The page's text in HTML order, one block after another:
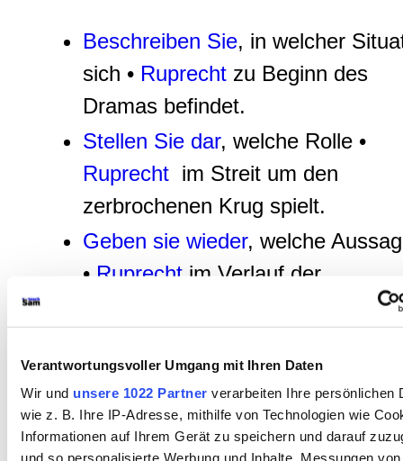
Verantwortungsvoller Umgang mit Ihren Daten
Wir und unsere 1022 Partner verarbeiten Ihre persönlichen
wie z. B. Ihre IP-Adresse, mithilfe von Technologien wie
Informationen auf Ihrem Gerät zu speichern und darauf
und so personalisierte Werbung und Inhalte, Messungen von
Beschreiben Sie, in welcher
sich • Ruprecht zu Beginn des
Dramas befindet.
Stellen Sie dar, welche Rolle •
Ruprecht im Streit um den
zerbrochenen Krug spielt.
Geben sie wieder, welche
• Ruprecht im Verlauf der
Weigerung, vollumfänglich
auszusagen, und ihre
im Gerichtsprozess dargestellt